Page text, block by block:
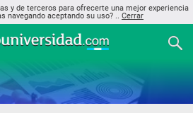
y de terceros para ofrecerte una mejor experiencia
navegando aceptando su uso? .. Cerrar